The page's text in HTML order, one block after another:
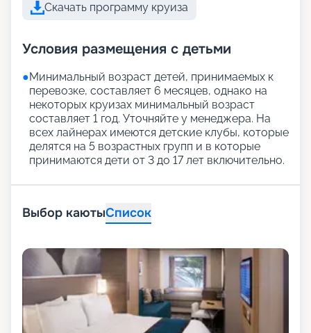
Скачать программу круиза
Условия размещения с детьми
●Минимальный возраст детей, принимаемых к
перевозке, составляет 6 месяцев, однако на
некоторых круизах минимальный возраст
составляет 1 год. Уточняйте у менеджера. На
всех лайнерах имеются детские клубы, которые
делятся на 5 возрастных групп и в которые
принимаются дети от 3 до 17 лет включительно.
Выбор каютыСписок